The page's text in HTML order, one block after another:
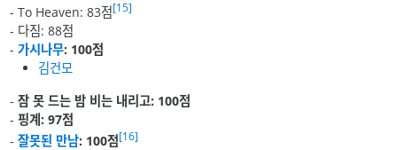
- To Heaven: 83점[15]
- 다짐: 88점
-가시나무: 100점
김건모
-잠 못 드는 밤 비는 내리고: 100점
-핑계: 97점
-잘못된 만남: 100점[16]